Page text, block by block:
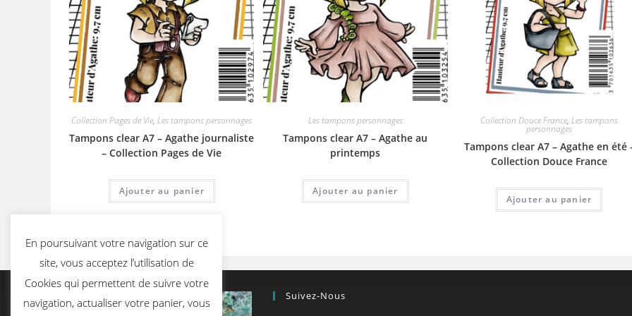
Collection Pages de Vie,Les tampons personnages
Tampons clear A7 – Agathe journaliste
– Collection Pages de Vie
Ajouter au panier
Les tampons personnages
Tampons clear A7 – Agathe au
printemps
Ajouter au panier
Collection Douce France,Les tampons
personnages
Tampons clear A7 – Agathe en été
Collection Douce France
Ajouter au panier
Suivez-Nous
En poursuivant votre navigation sur ce
site, vous acceptez l’utilisation de
Cookies qui permettent de suivre votre
navigation, actualiser votre panier, vous